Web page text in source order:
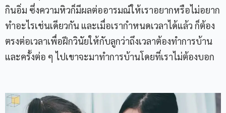
กินอิ่ม ซึ่งความหิวก็มีผลต่ออารมณ์ให้เราอยากหรือไม่อยาก
ทำอะไรเช่นเดียวกัน และเมื่อเรากำหนดเวลาได้แล้ว ก็ต้อง
ตรงต่อเวลาเพื่อฝึกวินัยให้กับลูกว่าถึงเวลาต้องทำการบ้าน
และครั้งต่อ ๆ ไปเขาจะมาทำการบ้านโดยที่เราไม่ต้องบอก